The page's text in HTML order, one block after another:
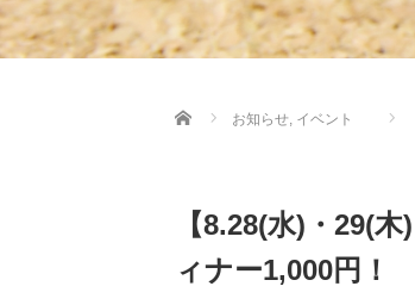
Home お知らせ, イベント
【8.28(水)・29(
ィナー1,000円！